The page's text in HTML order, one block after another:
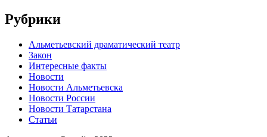
Рубрики
Альметьевский драматический театр
Закон
Интересные факты
Новости
Новости Альметьевска
Новости России
Новости Татарстана
Статьи